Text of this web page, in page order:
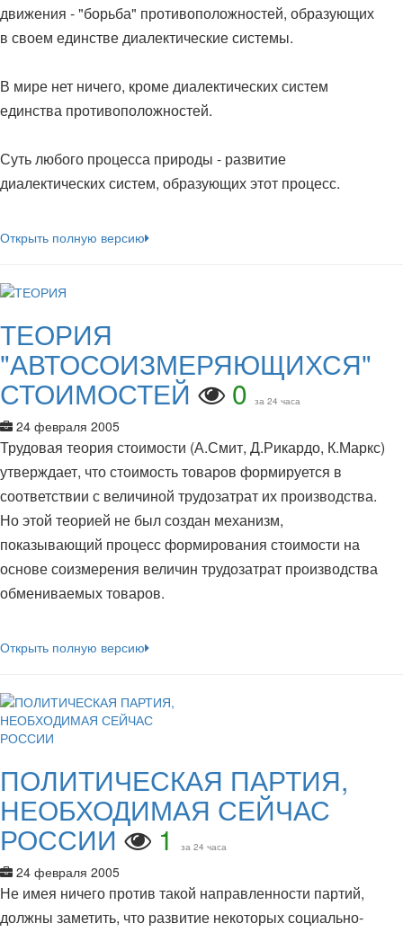
движения - "борьба" противоположностей, образующих
в своем единстве диалектические системы.
В мире нет ничего, кроме диалектических систем
единства противоположностей.
Суть любого процесса природы - развитие
диалектических систем, образующих этот процесс.
Открыть полную версию
ТЕОРИЯ
"АВТОСОИЗМЕРЯЮЩИХСЯ"
СТОИМОСТЕЙ 0 за 24 часа
24 февраля 2005
Трудовая теория стоимости (А.Смит, Д.Рикардо, К.Маркс)
утверждает, что стоимость товаров формируется в
соответствии с величиной трудозатрат их производства.
Но этой теорией не был создан механизм,
показывающий процесс формирования стоимости на
основе соизмерения величин трудозатрат производства
обмениваемых товаров.
Открыть полную версию
ПОЛИТИЧЕСКАЯ ПАРТИЯ,
НЕОБХОДИМАЯ СЕЙЧАС
РОССИИ 1 за 24 часа
24 февраля 2005
Не имея ничего против такой направленности партий,
должны заметить, что развитие некоторых социально-